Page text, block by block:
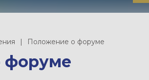
Положение о форуме
форуме